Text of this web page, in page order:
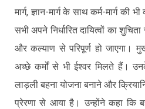
मार्ग, ज्ञान-मार्ग के साथ कर्म-मार्ग की
सभी अपने निर्धारित दायित्वों का
और कल्याण से परिपूर्ण हो जाएगा।
अच्छे कर्मों से भी ईश्वर मिलते हैं।
लाड़ली बहना योजना बनाने और
प्रेरणा से आया है। उन्होंने कहा कि